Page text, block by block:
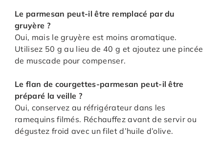
Le parmesan peut-il être remplacé par du
gruyère ?
Oui, mais le gruyère est moins aromatique.
Utilisez 50 g au lieu de 40 g et ajoutez une pincée
de muscade pour compenser.
Le flan de courgettes-parmesan peut-il être
préparé la veille ?
Oui, conservez au réfrigérateur dans les
ramequins filmés. Réchauffez avant de servir ou
dégustez froid avec un filet d’huile d’olive.